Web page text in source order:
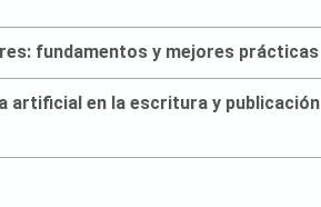
fundamentos y mejores prácticas
artificial en la escritura y publicación